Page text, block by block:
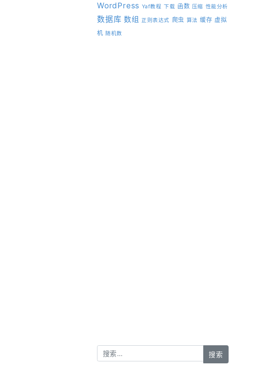
WordPress Yaf教程 下载 函数 压缩 性能分析
数据库 数组 正则表达式 爬虫 算法 缓存 虚拟
机 随机数